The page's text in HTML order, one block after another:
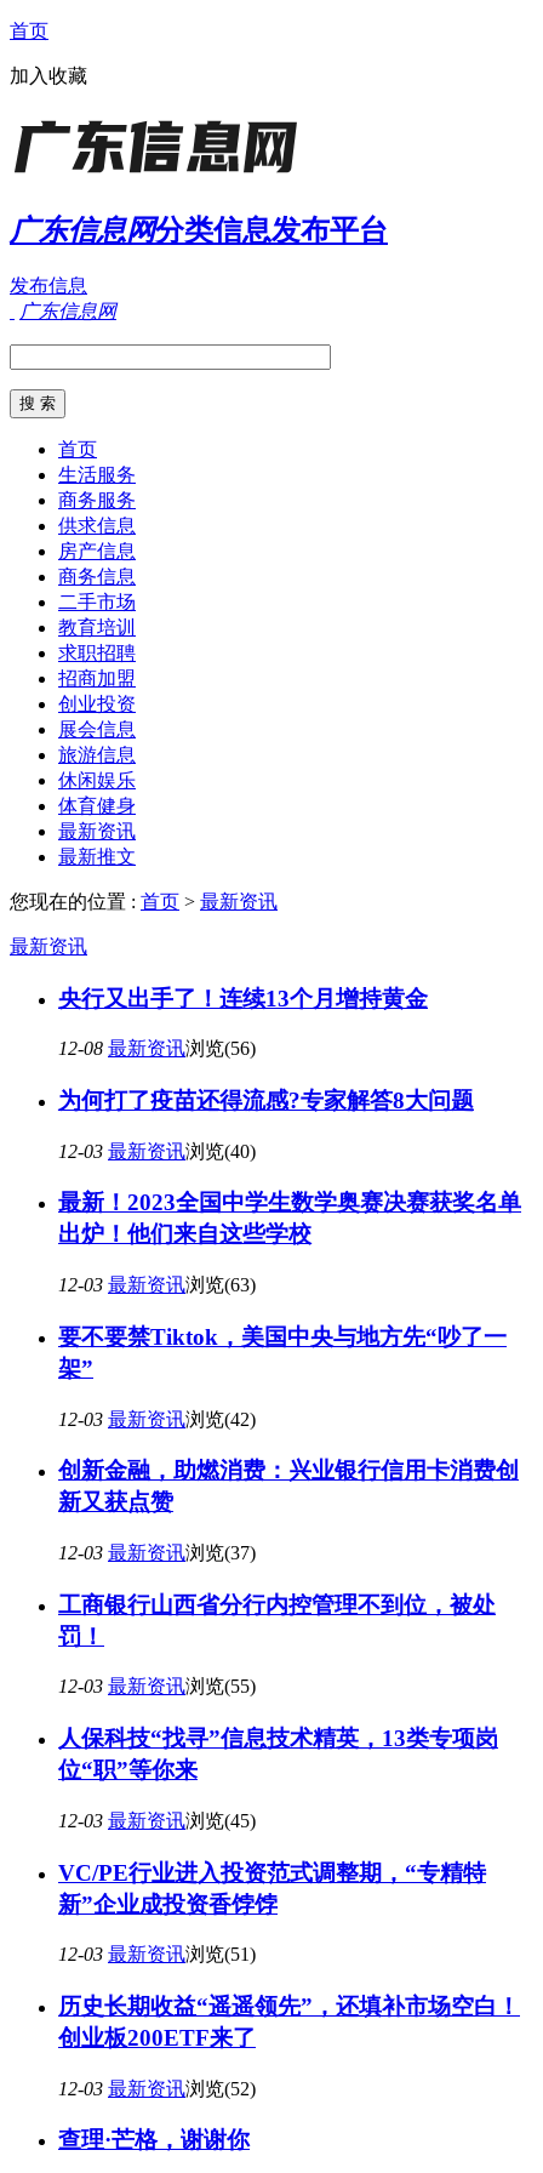
首页
加入收藏
广东信息网分类信息发布平台
发布信息
广东信息网
首页
生活服务
商务服务
供求信息
房产信息
商务信息
二手市场
教育培训
求职招聘
招商加盟
创业投资
展会信息
旅游信息
休闲娱乐
体育健身
最新资讯
最新推文
您现在的位置 : 首页 > 最新资讯
最新资讯
央行又出手了！连续13个月增持黄金
12-08 最新资讯浏览(56)
为何打了疫苗还得流感?专家解答8大问题
12-03 最新资讯浏览(40)
最新！2023全国中学生数学奥赛决赛获奖名单
出炉！他们来自这些学校
12-03 最新资讯浏览(63)
要不要禁Tiktok，美国中央与地方先“吵了一
架”
12-03 最新资讯浏览(42)
创新金融，助燃消费：兴业银行信用卡消费创
新又获点赞
12-03 最新资讯浏览(37)
工商银行山西省分行内控管理不到位，被处
罚！
12-03 最新资讯浏览(55)
人保科技“找寻”信息技术精英，13类专项岗
位“职”等你来
12-03 最新资讯浏览(45)
VC/PE行业进入投资范式调整期，“专精特
新”企业成投资香饽饽
12-03 最新资讯浏览(51)
历史长期收益“遥遥领先”，还填补市场空白！
创业板200ETF来了
12-03 最新资讯浏览(52)
查理·芒格，谢谢你